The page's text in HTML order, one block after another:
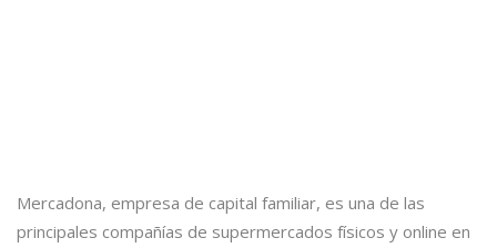
Mercadona, empresa de capital familiar, es una de las
principales compañías de supermercados físicos y online en